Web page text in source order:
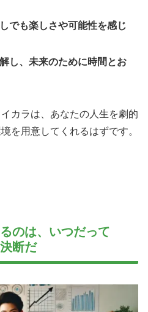
でも楽しさや可能性を感じ
し、未来のために時間とお
カラは、あなたの人生を劇的
を用意してくれるはずです。
のは、いつだって
断だ